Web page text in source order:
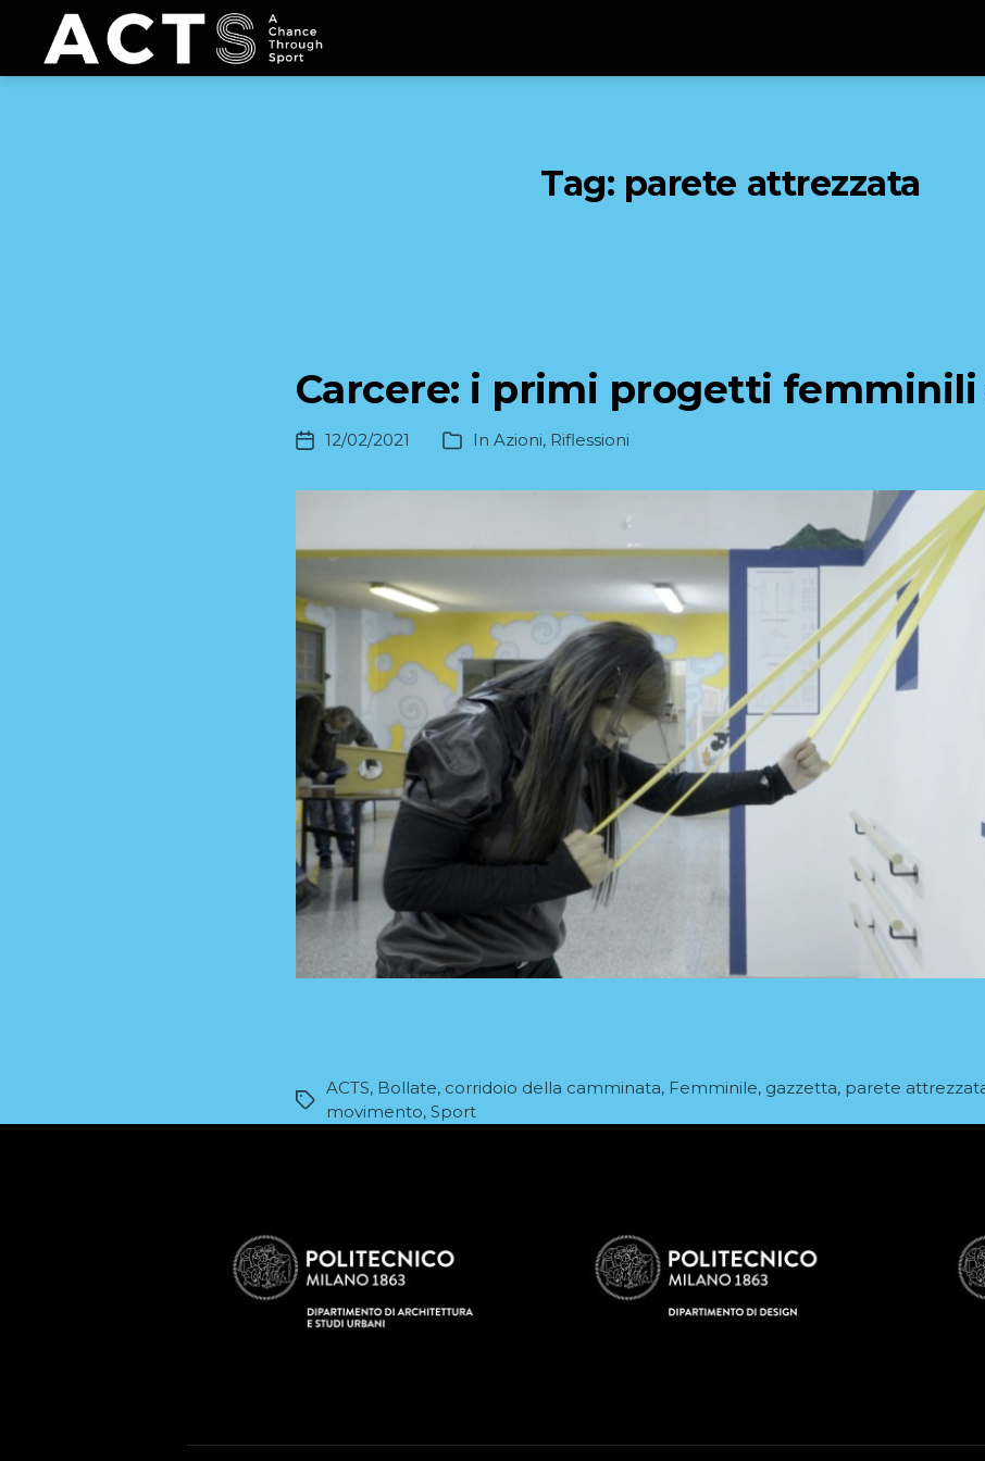
acts
Tag: parete attrezzata
Carcere: i primi progetti femminili
Data12/02/2021 Categorie
In Azioni, Riflessioni
Tag
ACTS, Bollate, corridoio della camminata, Femminile, gazzetta, parete
movimento, Sport